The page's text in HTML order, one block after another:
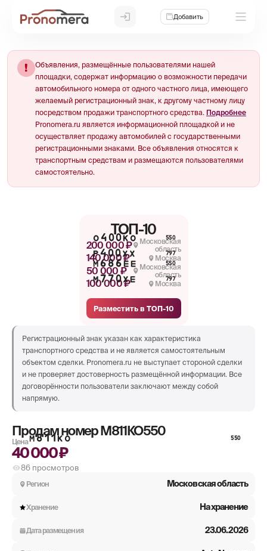
Добавить
!
Объявления, размещённые пользователями нашей
площадки, содержат информацию о возможности передачи
автомобильного номера от одного частного лица, имеющего
желаемый регистрационный знак, к другому частному лицу
посредством продажи транспортного средства. Подробнее
Pronomera.ru является информационной площадкой и не
осуществляет продажу автомобилей с государственными
регистрационными знаками. Все объявления относятся к
транспортным средствам и размещаются пользователями
самостоятельно.
Регистрационный знак указан как характеристика
транспортного средства и не является самостоятельным
объектом сделки. Pronomera.ru не выступает стороной сделки
и не проверяет достоверность размещённой информации. Все
договорённости пользователи заключают между собой
напрямую.
Продам номерМ811КО550
М811КО 550
Цена
40 000 ₽
86 просмотров
Регион Московская область
Хранение На хранение
Дата размещения 23.06.2026
ТОП-10
О400КО 550
200 000 ₽
Московская
область
Р400ХХ 797
140 000 ₽ Москва
М686ЕЕ 550
50 000 ₽
Московская
область
М770ХЕ 797
100 000 ₽ Москва
Разместить в ТОП-10